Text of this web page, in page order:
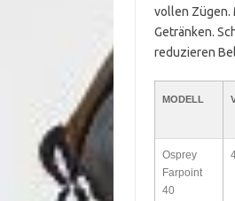
vollen Zügen.
Getränken.
reduzieren
MODELL
Osprey
Farpoint
40